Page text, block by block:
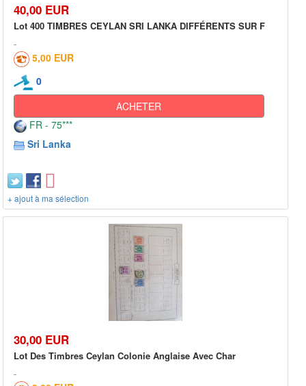
40,00 EUR
Lot 400 TIMBRES CEYLAN SRI LANKA DIFFÉRENTS SUR F
5,00 EUR
0
ACHETER
FR - 75***
Sri Lanka
+ ajout à ma sélection
30,00 EUR
Lot Des Timbres Ceylan Colonie Anglaise Avec Char